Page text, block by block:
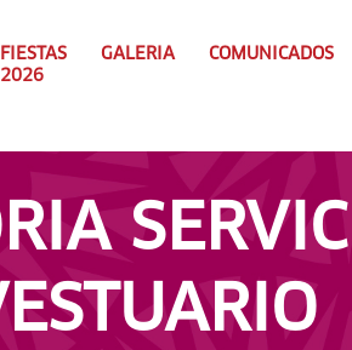
FIESTAS
2026
GALERIA COMUNICADOS